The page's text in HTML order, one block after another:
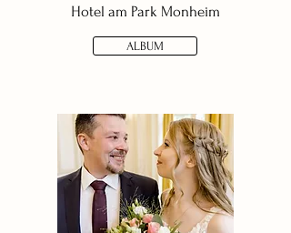
Hotel am Park Monheim
ALBUM